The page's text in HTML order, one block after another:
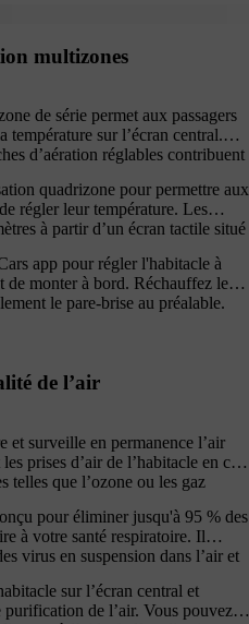
multizones
de série permet aux passagers
sur l’écran central.
d’aération réglables contribuent
quadrizone pour permettre aux
régler leur température. Les
à partir d’un écran tactile situé
app pour régler l'habitacle à
monter à bord. Réchauffez les
le pare-brise au préalable.
de l’air
et surveille en permanence l’air
prises d’air de l’habitacle en cas
telles que l’ozone ou les gaz
pour éliminer jusqu'à 95 % des
à votre santé respiratoire. Il
virus en suspension dans l’air et
sur l’écran central et
de l’air. Vous pouvez